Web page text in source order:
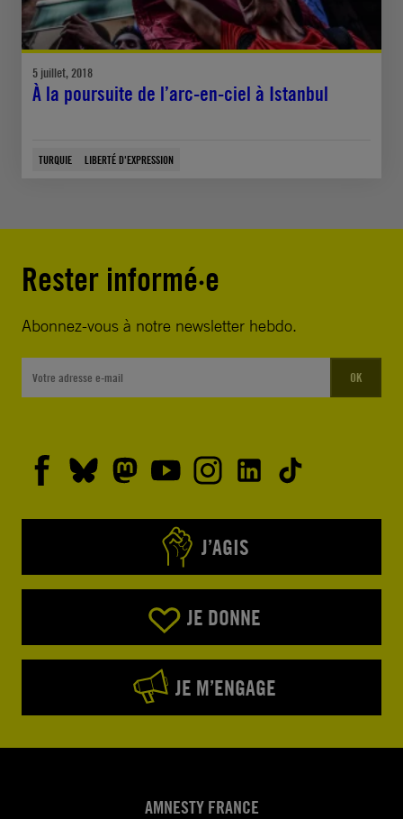
5 juillet, 2018
À la poursuite de l’arc-en-ciel à Istanbul
TURQUIE LIBERTÉ D'EXPRESSION
Rester informé·e
Abonnez-vous à notre newsletter hebdo.
OK
J’AGIS
JE DONNE
JE M’ENGAGE
AMNESTY FRANCE